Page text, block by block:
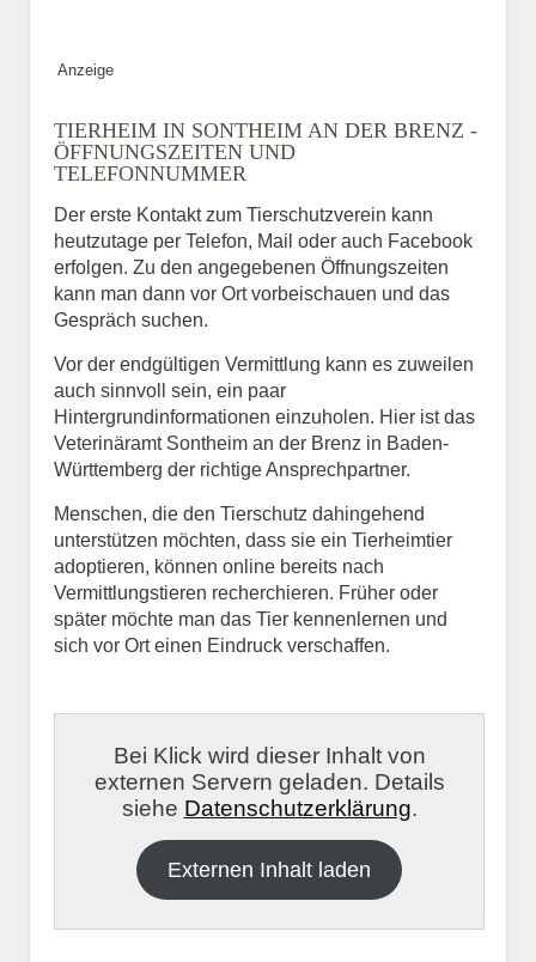
Anzeige
TIERHEIM IN SONTHEIM AN DER BRENZ -
ÖFFNUNGSZEITEN UND
TELEFONNUMMER
Der erste Kontakt zum Tierschutzverein kann
heutzutage per Telefon, Mail oder auch Facebook
erfolgen. Zu den angegebenen Öffnungszeiten
kann man dann vor Ort vorbeischauen und das
Gespräch suchen.
Vor der endgültigen Vermittlung kann es zuweilen
auch sinnvoll sein, ein paar
Hintergrundinformationen einzuholen. Hier ist das
Veterinäramt Sontheim an der Brenz in Baden-
Württemberg der richtige Ansprechpartner.
Menschen, die den Tierschutz dahingehend
unterstützen möchten, dass sie ein Tierheimtier
adoptieren, können online bereits nach
Vermittlungstieren recherchieren. Früher oder
später möchte man das Tier kennenlernen und
sich vor Ort einen Eindruck verschaffen.
Bei Klick wird dieser Inhalt von
externen Servern geladen. Details
siehe Datenschutzerklärung.
Externen Inhalt laden